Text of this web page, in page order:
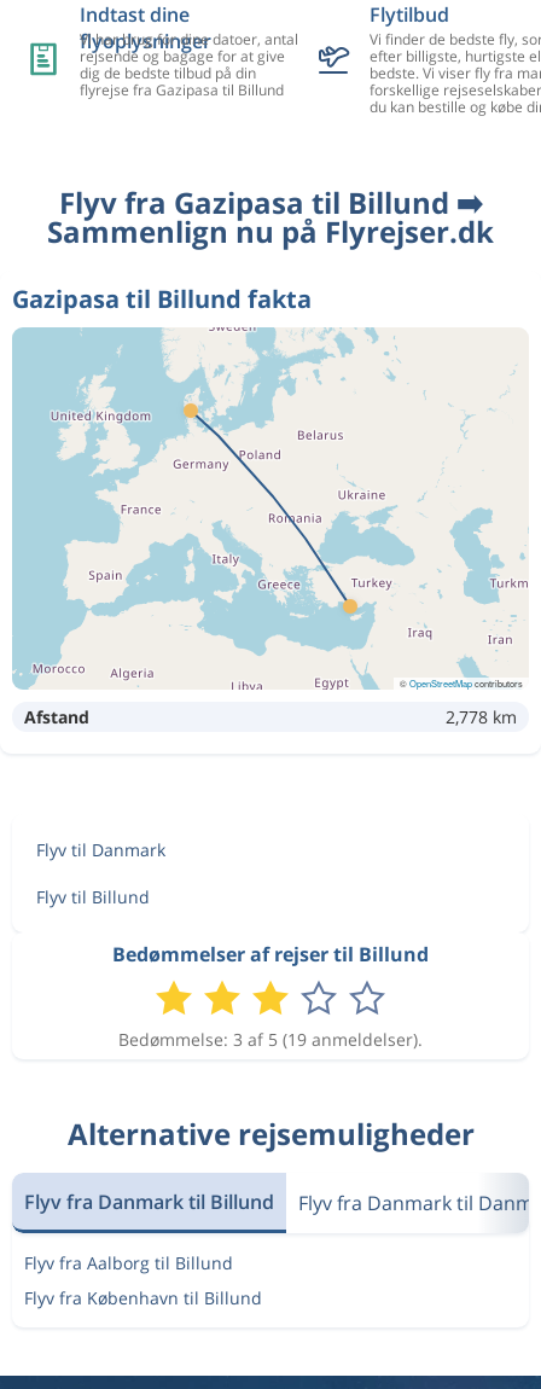
Indtast dine
flyoplysninger
Vi har brug for dine datoer, antal
rejsende og bagage for at give
dig de bedste tilbud på din
flyrejse fra Gazipasa til Billund
Flytilbud
Vi finder de bedste fly,
efter billigste, hurtigste
bedste. Vi viser fly fra
forskellige
du kan bestille og købe
Flyv fra Gazipasa til Billund ➡️
Sammenlign nu på Flyrejser.dk
Gazipasa til Billund fakta
©OpenStreetMapcontributors
Afstand 2,778 km
Flyv til Danmark
Flyv til Billund
Bedømmelser af rejser til Billund
Bedømmelse: 3 af 5 (19 anmeldelser).
Alternative rejsemuligheder
Flyv fra Danmark til Billund Flyv fra Danmark til
Flyv fra Aalborg til Billund
Flyv fra København til Billund